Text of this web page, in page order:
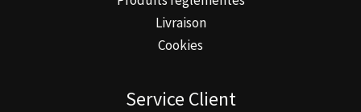
Livraison
Cookies
Service Client